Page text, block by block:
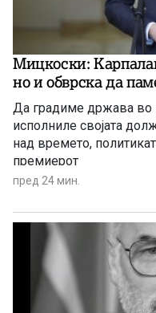
Мицкоски:
но и обврска да
Да градиме држава во
исполниле својата
над времето,
премиерот
пред 24 мин.